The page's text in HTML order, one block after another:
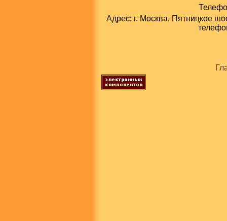
Адрес: г. Москва, Пятницкое